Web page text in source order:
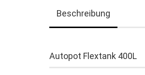
Beschreibung
Autopot Flextank 400L